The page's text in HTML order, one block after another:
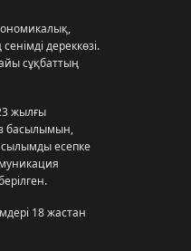
дереккөзі.
сұқбаттың
жылғы
басылымын,
есепке
18 жастан